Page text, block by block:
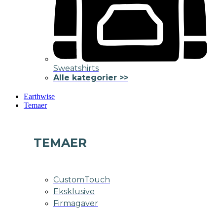
Sweatshirts
Alle kategorier >>
Earthwise
Temaer
TEMAER
CustomTouch
Eksklusive
Firmagaver